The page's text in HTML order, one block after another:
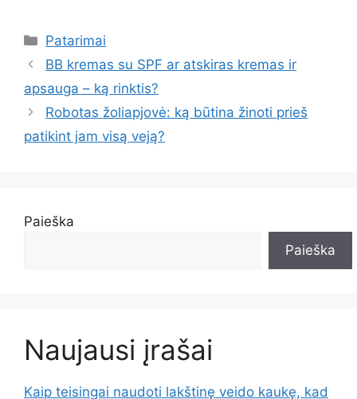
Kategorijos
Patarimai
BB kremas su SPF ar atskiras kremas ir
apsauga – ką rinktis?
Robotas žoliapjovė: ką būtina žinoti prieš
patikint jam visą veją?
Paieška
Paieška
Naujausi įrašai
Kaip teisingai naudoti lakštinę veido kaukę, kad